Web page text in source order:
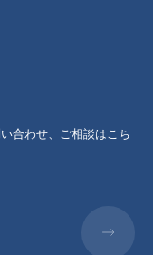
合わせ、ご相談はこち